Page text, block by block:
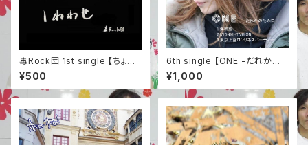
毒Rock団 1st single 【ちょっ
とセンチで甘酸っぱい毒Rock
団サウンド】
¥500
6th single 【ONE -だれかの
ために-】
¥1,000